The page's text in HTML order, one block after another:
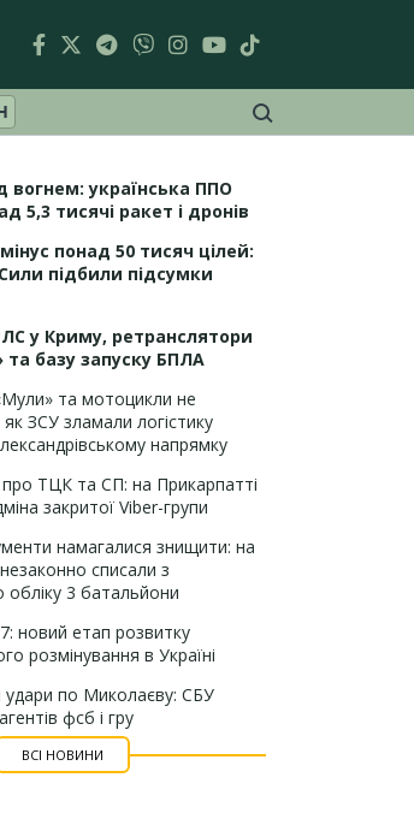
вогнем: українська ППО
5,3 тисячі ракет і дронів
понад 50 тисяч цілей:
підбили підсумки
у Криму, ретранслятори
та базу запуску БПЛА
та мотоцикли не
ЗСУ зламали логістику
напрямку
про ТЦК та СП: на Прикарпатті
закритої Viber-групи
намагалися знищити: на
списали з
обліку 3 батальйони
новий етап розвитку
розмінування в Україні
удари по Миколаєву: СБУ
фсб і гру
ВСІ НОВИНИ